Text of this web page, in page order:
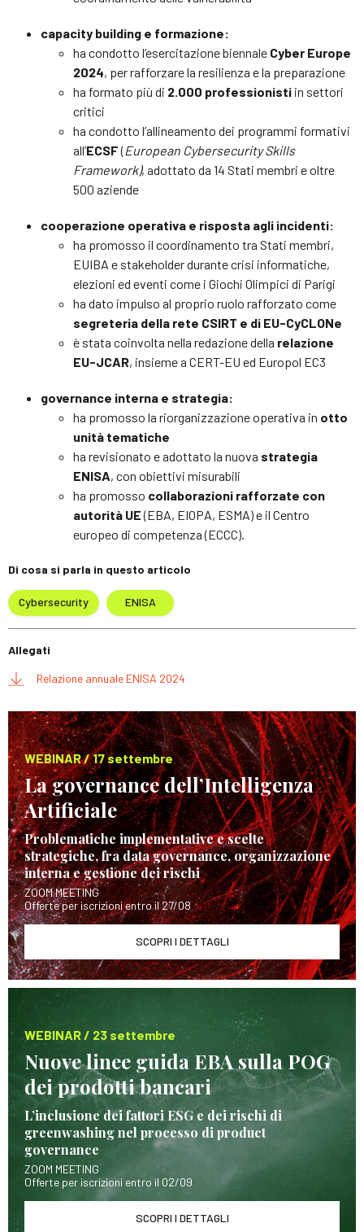
capacity building e formazione:
ha condotto l’esercitazione biennale Cyber Europe
2024, per rafforzare la resilienza e la preparazione
ha formato più di 2.000 professionisti in settori
critici
ha condotto l’allineamento dei programmi formativi
all’ECSF(European Cybersecurity Skills
Framework), adottato da 14 Stati membri e oltre
500 aziende
cooperazione operativa e risposta agli incidenti:
ha promosso il coordinamento tra Stati membri,
EUIBA e stakeholder durante crisi informatiche,
elezioni ed eventi come i Giochi Olimpici di Parigi
ha dato impulso al proprio ruolo rafforzato come
segreteria della rete CSIRT e di EU-CyCLONe
è stata coinvolta nella redazione della relazione
EU-JCAR, insieme a CERT-EU ed Europol EC3
governance interna e strategia:
ha promosso la riorganizzazione operativa in otto
unità tematiche
ha revisionato e adottato la nuova strategia
ENISA, con obiettivi misurabili
ha promosso collaborazioni rafforzate con
autorità UE(EBA, EIOPA, ESMA) e il Centro
europeo di competenza (ECCC).
Di cosa si parla in questo articolo
Cybersecurity ENISA
Allegati
Relazione annuale ENISA 2024
WEBINAR / 17 settembre
La governance dell’Intelligenza
Artificiale
Problematiche implementative e scelte
strategiche, fra data governance, organizzazione
interna e gestione dei rischi
ZOOM MEETING
Offerte per iscrizioni entro il 27/08
SCOPRI I DETTAGLI
WEBINAR / 23 settembre
Nuove linee guida EBA sulla POG
dei prodotti bancari
L’inclusione dei fattori ESG e dei rischi di
greenwashing nel processo di product
governance
ZOOM MEETING
Offerte per iscrizioni entro il 02/09
SCOPRI I DETTAGLI